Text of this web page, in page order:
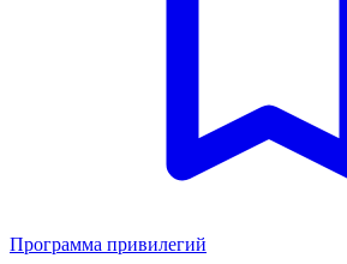
Программа привилегий